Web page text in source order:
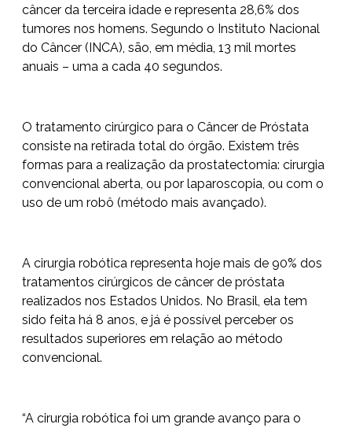
câncer da terceira idade e representa 28,6% dos
tumores nos homens. Segundo o Instituto Nacional
do Câncer (INCA), são, em média, 13 mil mortes
anuais – uma a cada 40 segundos.
O tratamento cirúrgico para o Câncer de Próstata
consiste na retirada total do órgão. Existem três
formas para a realização da prostatectomia: cirurgia
convencional aberta, ou por laparoscopia, ou com o
uso de um robô (método mais avançado).
A cirurgia robótica representa hoje mais de 90% dos
tratamentos cirúrgicos de câncer de próstata
realizados nos Estados Unidos. No Brasil, ela tem
sido feita há 8 anos, e já é possível perceber os
resultados superiores em relação ao método
convencional.
“A cirurgia robótica foi um grande avanço para o